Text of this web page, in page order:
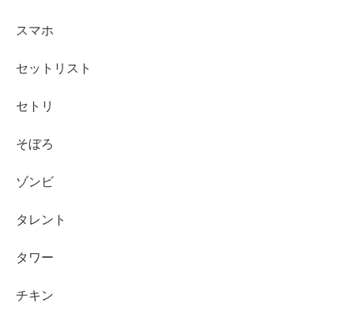
スマホ
セットリスト
セトリ
そぼろ
ゾンビ
タレント
タワー
チキン